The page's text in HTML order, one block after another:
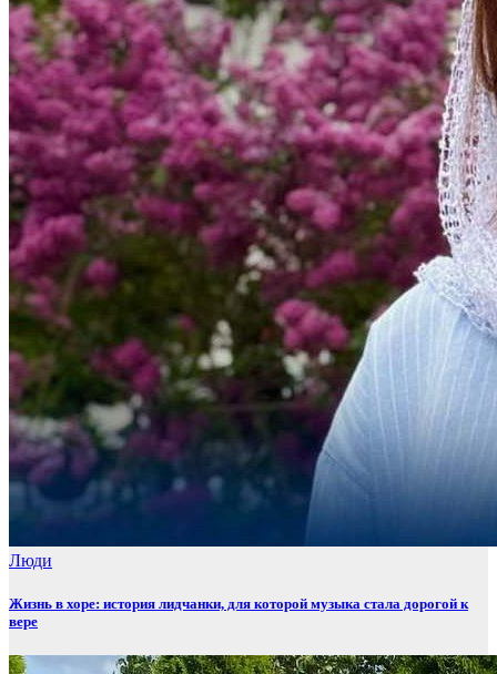
Люди
Жизнь в хоре: история лидчанки, для которой музыка стала дорогой к
вере